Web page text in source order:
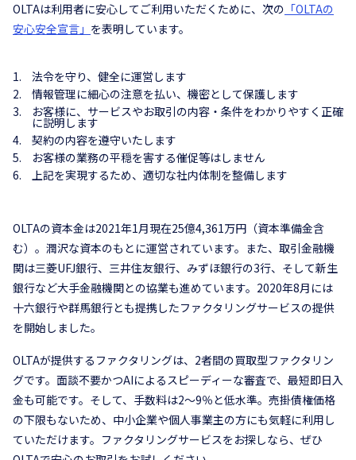
OLTAは利用者に安心してご利用いただくために、次の 「OLTAの
安心安全宣言」 を表明しています。
法令を守り、健全に運営します
情報管理に細心の注意を払い、機密として保護します
お客様に、サービスやお取引の内容・条件をわかりやすく正確
に説明します
契約の内容を遵守いたします
お客様の業務の平穏を害する催促等はしません
上記を実現するため、適切な社内体制を整備します
OLTAの資本金は2021年1月現在25億4,361万円（資本準備金含
む）。潤沢な資本のもとに運営されています。また、取引金融機
関は三菱UFJ銀行、三井住友銀行、みずほ銀行の3行、そして新生
銀行など大手金融機関との協業も進めています。2020年8月には
十六銀行や群馬銀行とも提携したファクタリングサービスの提供
を開始しました。
OLTAが提供するファクタリングは、2者間の買取型ファクタリン
グです。面談不要かつAIによるスピーディーな審査で、最短即日入
金も可能です。そして、手数料は2～9％と低水準。売掛債権価格
の下限もないため、中小企業や個人事業主の方にも気軽に利用し
ていただけます。ファクタリングサービスをお探しなら、ぜひ